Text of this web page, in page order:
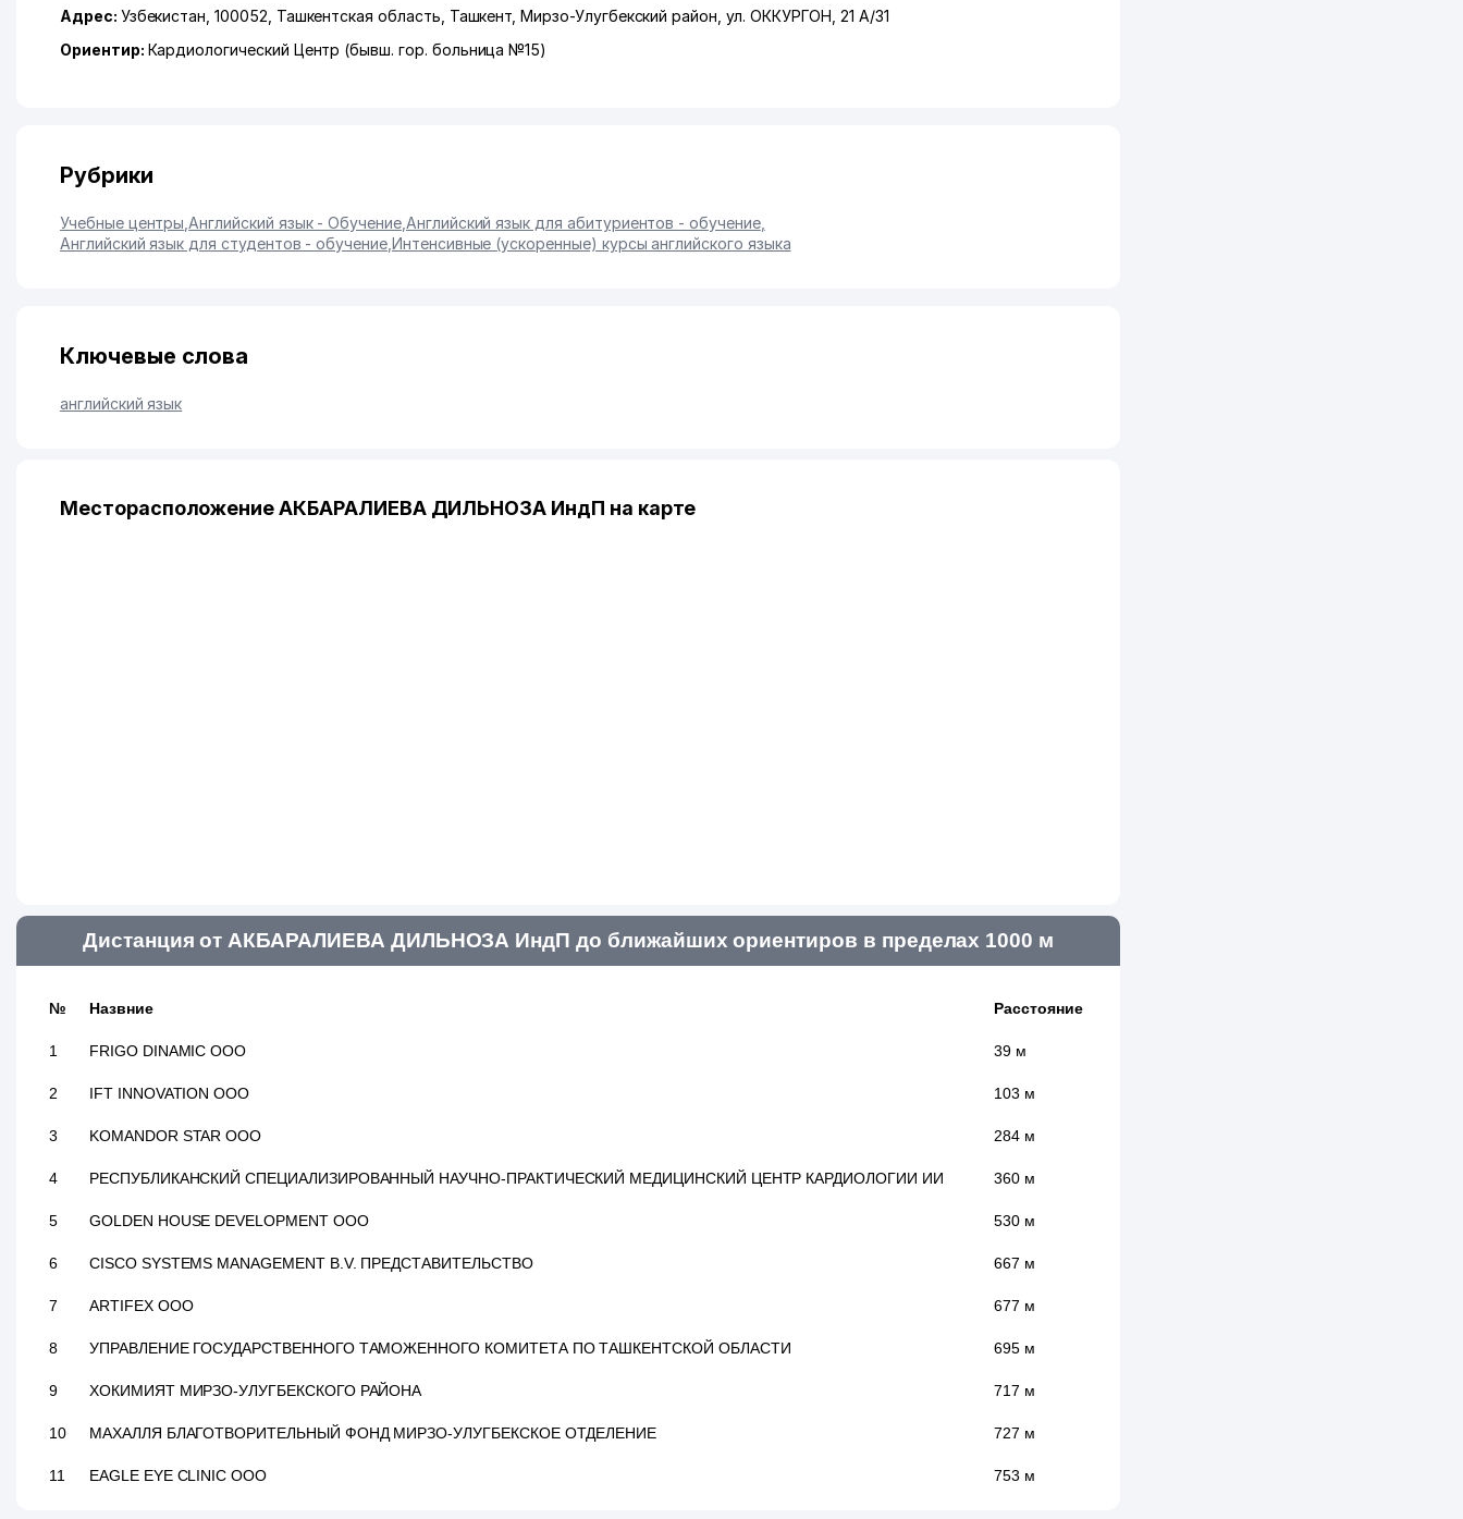
Адрес: Узбекистан, 100052, Ташкентская область Ташкент ,Мирзо-Улугбекский район ул. ОККУРГОН , 21 А/31
Ориентир: Кардиологический Центр (бывш. гор. больница №15)
Рубрики
Учебные центры Английский язык - Обучение, Английский язык для абитуриентов - обучение,
Английский язык для студентов - обучение Интенсивные (ускоренные) курсы английского языка
Ключевые слова
английский язык
Месторасположение АКБАРАЛИЕВА ДИЛЬНОЗА ИндП на карте
Дистанция от АКБАРАЛИЕВА ДИЛЬНОЗА ИндП до ближайших ориентиров в пределах 1000 м
№ Назвние Расстояние
1 FRIGO DINAMIC ООО 39 м
2 IFT INNOVATION ООО 103 м
3 KOMANDOR STAR ООО 284 м
4 РЕСПУБЛИКАНСКИЙ СПЕЦИАЛИЗИРОВАННЫЙ НАУЧНО-ПРАКТИЧЕСКИЙ МЕДИЦИНСКИЙ ЦЕНТР КАРДИОЛОГИИ ИИ 360 м
5 GOLDEN HOUSE DEVELOPMENT ООО 530 м
6 CISCO SYSTEMS MANAGEMENT B.V. ПРЕДСТАВИТЕЛЬСТВО 667 м
7 ARTIFEX ООО 677 м
8 УПРАВЛЕНИЕ ГОСУДАРСТВЕННОГО ТАМОЖЕННОГО КОМИТЕТА ПО ТАШКЕНТСКОЙ ОБЛАСТИ 695 м
9 ХОКИМИЯТ МИРЗО-УЛУГБЕКСКОГО РАЙОНА 717 м
10 МАХАЛЛЯ БЛАГОТВОРИТЕЛЬНЫЙ ФОНД МИРЗО-УЛУГБЕКСКОЕ ОТДЕЛЕНИЕ 727 м
11 EAGLE EYE CLINIC ООО 753 м